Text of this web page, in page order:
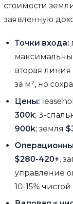
стоимости
заявленную
Точки входа:
вторая
за м², но
Цены:
300k; 3-
900k; земля
$280-420+,
управление
10-15%